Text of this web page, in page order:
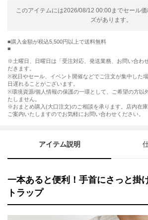
このアイテムには2026/08/12 00:00までセール
ズがあります。
購入金額が税込5,500円以上で送料無料
※土曜日、日曜日は「受注対応、発送業務、お問い合わ
だきます。
※祝日やセール、イベント開催などでご注文が集中した
日遅れることがございます。
※環境資源/個人情報の保護の一環として、ご希望の方以
たしません。
※おまとめ購入(大口注文)のご相談を承ります。店内在
ご案内いたしますのでお気軽にお問い合わせください。
アイテム説明
一本あると便利！手首にさっと掛
トラップ